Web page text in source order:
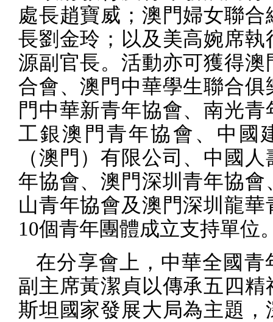
處長趙寶威；澳門婦女聯合
長劉金玲；以及美高婉席執
源副官長。活動亦可獲得澳
合會、澳門中華學生聯合俱
門中華新青年協會、南光青
工銀澳門青年協會、中國
（澳門）有限公司、中國
年協會、澳門深圳青年協會
山青年協會及澳門深圳龍華
10個青年團體成立支持單位
在分享會上，中華全國青
副主席黃潔貞以傳承五四精
斯坦國家發展大局為主題，